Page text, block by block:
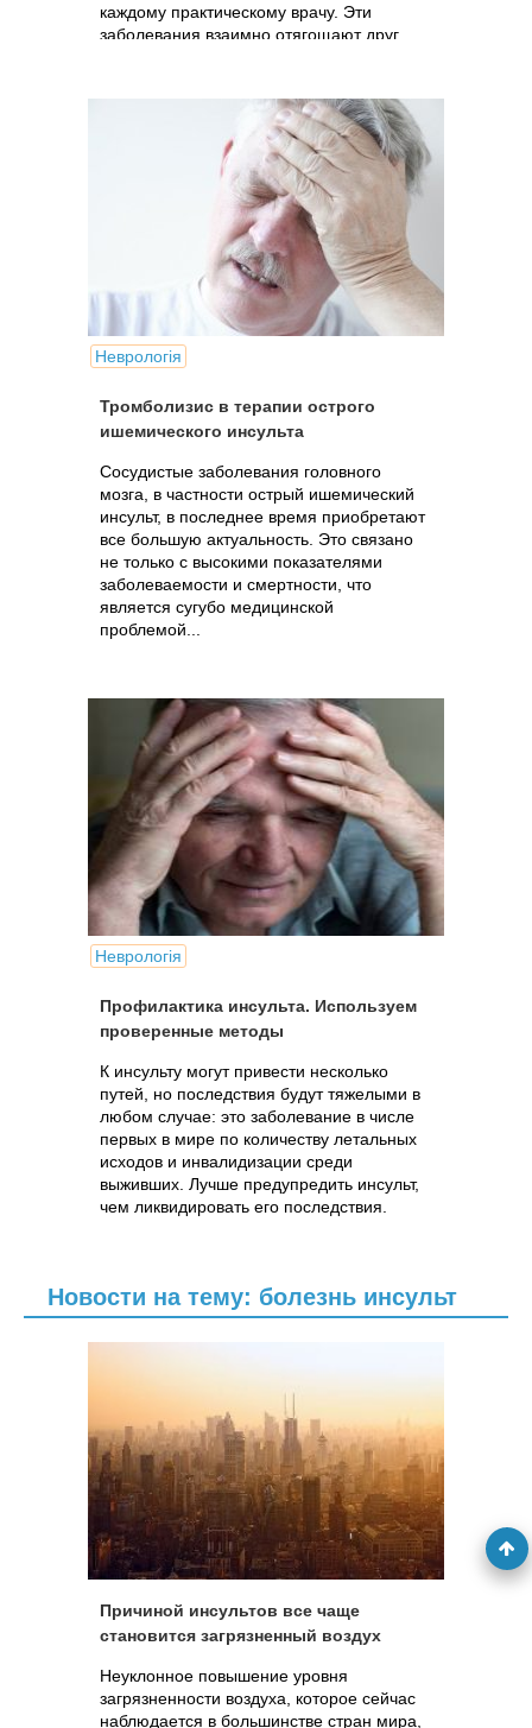
каждому практическому врачу. Эти
заболевания взаимно отягощают друг
Неврологія
Тромболизис в терапии острого
ишемического инсульта
Сосудистые заболевания головного
мозга, в частности острый ишемический
инсульт, в последнее время приобретают
все большую актуальность. Это связано
не только с высокими показателями
заболеваемости и смертности, что
является сугубо медицинской
проблемой...
Неврологія
Профилактика инсульта. Используем
проверенные методы
К инсульту могут привести несколько
путей, но последствия будут тяжелыми в
любом случае: это заболевание в числе
первых в мире по количеству летальных
исходов и инвалидизации среди
выживших. Лучше предупредить инсульт,
чем ликвидировать его последствия.
Новости на тему: болезнь инсульт
Причиной инсультов все чаще
становится загрязненный воздух
Неуклонное повышение уровня
загрязненности воздуха, которое сейчас
наблюдается в большинстве стран мира,